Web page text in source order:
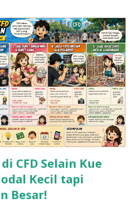
CFD Selain Kue
Kecil tapi
Besar!